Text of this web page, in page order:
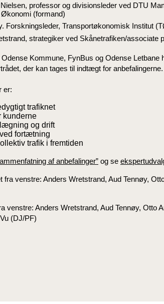
professor og divisionsleder ved DTU
Økonomi (formand)
Forskningsleder, Transportøkonomisk Institut
strategiker ved Skånetrafiken/associate
Kommune, FynBus og Odense Letbane
der kan tages til indtægt for anbefalingerne.
er:
trafiknet
kunderne
og drift
fortætning
trafik i fremtiden
af anbefalinger” og se
venstre: Anders Wretstrand, Aud Tennøy, Otto
(DJ/PF)